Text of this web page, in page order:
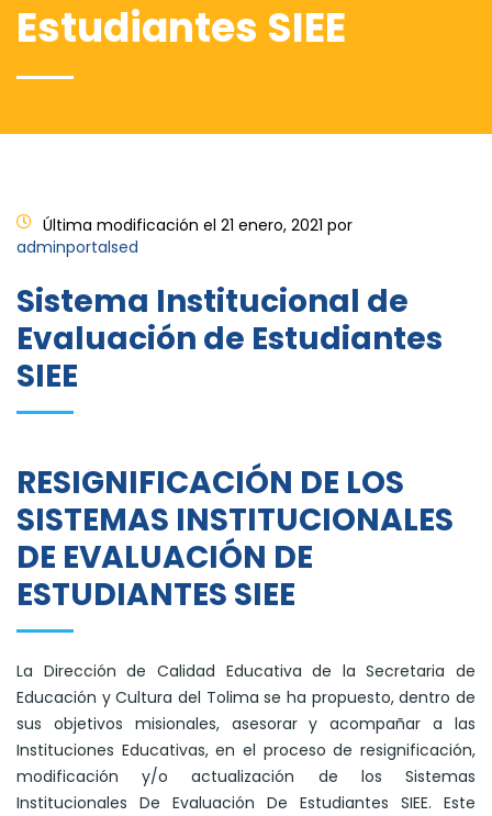
Estudiantes SIEE
Última modificación el 21 enero, 2021 por
adminportalsed
Sistema Institucional de
Evaluación de Estudiantes
SIEE
RESIGNIFICACIÓN DE LOS
SISTEMAS INSTITUCIONALES
DE EVALUACIÓN DE
ESTUDIANTES SIEE
La Dirección de Calidad Educativa de la Secretaria de
Educación y Cultura del Tolima se ha propuesto, dentro de
sus objetivos misionales, asesorar y acompañar a las
Instituciones Educativas, en el proceso de resignificación,
modificación y/o actualización de los Sistemas
Institucionales De Evaluación De Estudiantes SIEE. Este